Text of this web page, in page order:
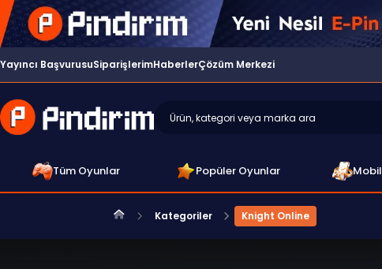
Yayıncı BaşvurusuSiparişlerimHaberlerÇözüm Merkezi
Tüm Oyunlar Popüler Oyunlar
Kategoriler Knight Online